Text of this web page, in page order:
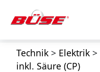
Technik> Elektrik>
inkl. Säure (CP)